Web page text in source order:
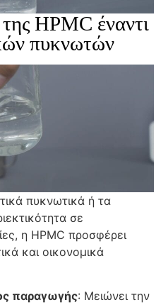
HPMC έναντι
πυκνωτών
πυκνωτικά ή τα
σε
η HPMC προσφέρει
και οικονομικά
παραγωγής: Μειώνει την